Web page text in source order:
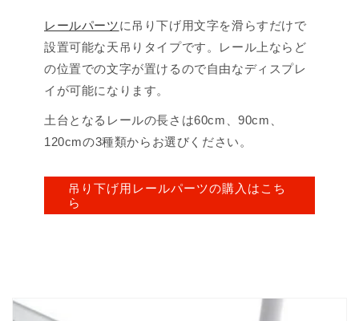
レールパーツに吊り下げ用文字を滑らすだけで
設置可能な天吊りタイプです。レール上ならど
の位置での文字が置けるので自由なディスプレ
イが可能になります。
土台となるレールの長さは60cm、90cm、
120cmの3種類からお選びください。
吊り下げ用レールパーツの購入はこち
ら